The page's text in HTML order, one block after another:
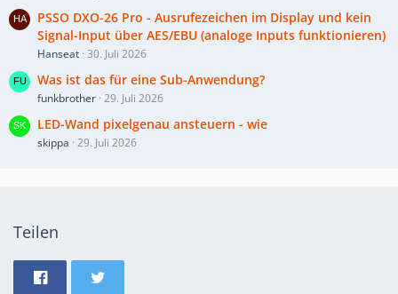
PSSO DXO-26 Pro - Ausrufezeichen im Display und kein
Signal-Input über AES/EBU (analoge Inputs funktionieren)
Hanseat 30. Juli 2026
Was ist das für eine Sub-Anwendung?
funkbrother 29. Juli 2026
LED-Wand pixelgenau ansteuern - wie
skippa 29. Juli 2026
Teilen